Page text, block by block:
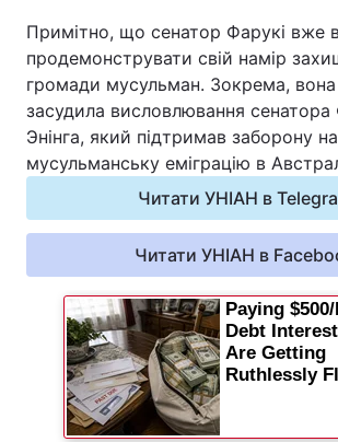
Здоров'я Туризм
Цікавинки Погода
Відео з Youtube Статті
Думки
Вакансії
Контакти
ПОСЛУГИ
Примітно, що сенатор Фарукі вже
продемонструвати свій намір
громади мусульман. Зокрема, вона
засудила висловлювання
Энінга, який підтримав заборону на
мусульманську еміграцію в
Читати УНІАН в
Читати УНІАН в